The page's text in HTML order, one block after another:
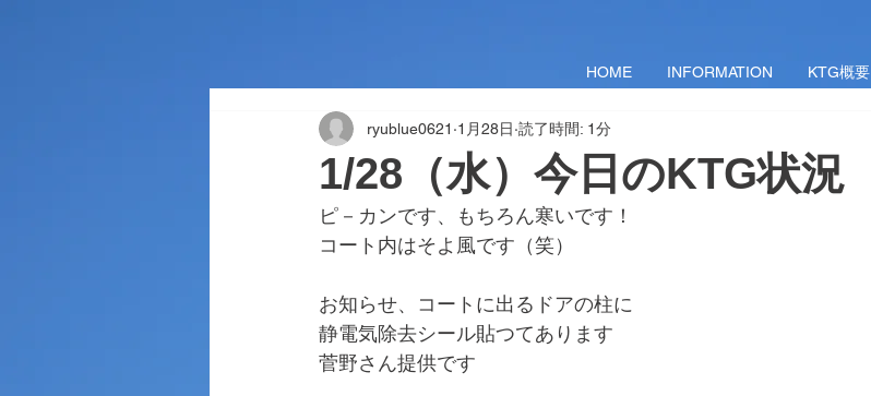
HOME INFORMATION KTG概要
1/28（水）今日のKTG状況
ryublue0621 1月28日 読了時間: 1分
ピ－カンです、もちろん寒いです！
コート内はそよ風です（笑）
お知らせ、コートに出るドアの柱に
静電気除去シール貼つてあります
菅野さん提供です